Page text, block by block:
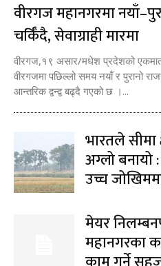
वीरगज महानगरमा
चर्किँदै, सेवाग्राही मारमा
वीरगज,१९ असार/मधेश प्रदेशको
वीरगजमा पछिल्लो समय नयाँ र पुरानो
आन्तरिक द्वन्द्व बढ्दै गएको छ ।...
भारतले सीमा
अग्लो बनायो
उच्च
मेयर
महानगरका